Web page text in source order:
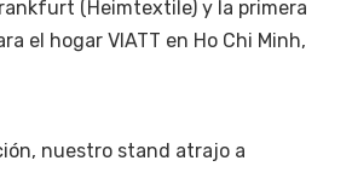
(Heimtextile) y la primera
el hogar VIATT en Ho Chi Minh,
nuestro stand atrajo a